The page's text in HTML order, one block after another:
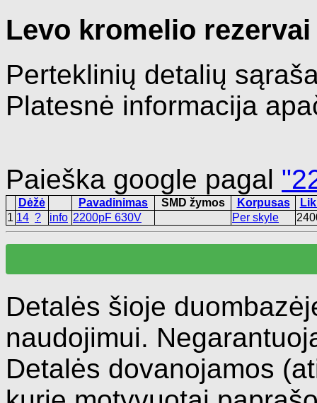
Levo kromelio rezervai
Perteklinių detalių
Platesnė informacija
Paieška google pagal
Dėžė Pavadinimas SMD žymos Korpusas
1 14 ? info 2200pF 630V Per skyle
Detalės šioje
naudojimui.
Detalės dovanojamos